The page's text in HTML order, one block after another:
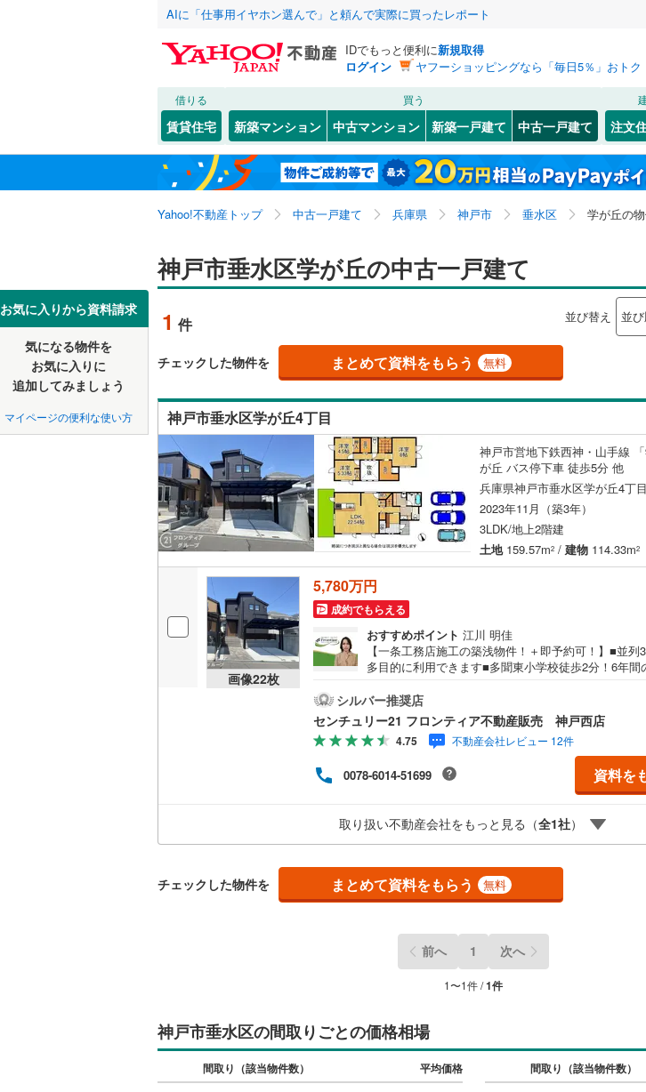
AIに「仕事用イヤホン選んで」と頼んで実際に買ったレポート
IDでもっと便利に新規取得
ログイン
ヤフーショッピングなら「毎日5％」おトク
借りる
賃貸住宅
買う
新築マンション 中古マンション 新築一戸建て 中古一戸建て 注文
Yahoo!不動産トップ 中古一戸建て 兵庫県 神戸市 垂水区 学が丘の
お気に入りから資料請求
気になる物件を
お気に入りに
追加してみましょう
マイページの便利な使い方
神戸市垂水区学が丘の中古一戸建て
1 件 並び替え
チェックした物件を まとめて資料をもらう 無料
神戸市垂水区学が丘4丁目
神戸市営地下鉄西神・山手線
が丘 バス停下車 徒歩5分 他
兵庫県神戸市垂水区学が丘4丁目
2023年11月（築3年）
3LDK/地上2階建
土地159.57m2 / 建物 114.33m2
画像22枚
5,780万円
成約でもらえる
おすすめポイント 江川 明佳
【一条工務店施工の築浅物件！＋即予約可！】■並
多目的に利用できます■多聞東小学校徒歩2分！6年
す・WIC2箇所、収納豊富でお部屋をすっきりとお使
りガーデニングや趣味の時間を過ごすことが出きます
ので災害時も安心です・食洗機付きなので毎日の洗い
冷え性の方にも嬉しい全館床府暖房付き！・吹抜もあ
地・多聞東小学校:徒歩2分・多聞東中学校:徒歩7分
の扱い方のプロ、ファイナンシャルプランナーが資
替えなどにも対応できる売却専門チームあり！3.た
ったお家のリフォームも弊社のリフォームプランナー
シルバー推奨店
センチュリー21 フロンティア不動産販売 神戸西店
4.75 不動産会社レビュー 12件
0078-6014-51699 資料を
取り扱い不動産会社をもっと見る（全1社）
チェックした物件を まとめて資料をもらう 無料
前へ 1 次へ
1〜1件 /1件
神戸市垂水区の間取りごとの価格相場
間取り（該当物件数） 平均価格 間取り（該当物件数）
北海道 北海道
東北 青森 岩手 宮城 秋田
関東 東京 神奈川 埼玉 千葉
信越・北陸 新潟 長野 富山
三重
近畿 大阪 兵庫
中国 鳥取 島根 岡山 広島
四国 徳島 愛媛 高知
九州・沖縄 福岡 佐賀 長崎 熊本
該当物件 0 件
神戸市 東灘区(66) 灘区(50)
長田区(28) 須磨区(
北区
44 ) 中央区(7)
兵庫県のそのほ
かの地域
姫路市(320)
洲本市
相生市(9)
加古川市(48)
宝塚市(145) 三木市(7)
川西市(108) 小野市(1)
加西市(3) 丹波篠山市
丹波市(32) 南あわじ市
淡路市(2) 宍粟市( 5)
たつの市
加古郡稲美町
神崎郡福崎町(2) 神崎郡神
赤穂郡上郡町(0 ) 佐用郡佐
美方郡新温泉町
該当物件 0 件
青山台(2) 泉が丘(1)
大町(1) 上高丸(2)
五色山
4) 潮見が丘(
塩屋台( 2)
下畑町(4) 神和台(3)
多聞台(4)
千代が丘(1)
学が丘(1) 南多聞台 (
名谷町(3) 桃山台( 7)
王居殿(2)
朝谷町(4) 小束山(2)
清玄町(3)
該当物件 0 件
JR 東海道本線（JR西日本）(0) 福知山線(0
加古川線(0) 播但線(0)
赤穂線(0) 山陰本線(0
山陽新幹線(0)
地下鉄 神戸市営地下鉄西神・山手線(1)
阪急今津線
阪急甲陽線(0) 阪急宝塚
阪神武庫川線(0)
神戸電鉄有馬線(0) 神戸電鉄
神戸電鉄公園都市線(0) 山陽電鉄
神戸高速線（東西線）
) 神戸高速線
神戸市営地下鉄北神線( ) 神戸新交通
智頭急行(0)
該当物件 0 件
該当物件 0 件
こだわり条件 リフォーム、リノベーション
リノベーション・リフォーム
（0）
築古・築
設備
床暖房（1）
駐車場2台以上（1） ビルトイ
（1）
防犯カメ
二世帯向け（0 平屋・1
サービスルーム（納戸）（0）
立地
最寄りの駅が始発駅
配置、向き、建ち方、日当たり
前道6m以上（1） 角地 （0）
LD
リビングダイニング15畳以上
キッチン
独立型キッチン（0）
（ 0）
浴室乾燥機あり
該当物件 0 件
検索条件を保存し
この検索条件の新着物件通知は、 マイペ
保存した条件を見
兵庫県、神戸市垂水区、学
検索条件を保
マイページ
お気に
閉じる
お気に
閉じる